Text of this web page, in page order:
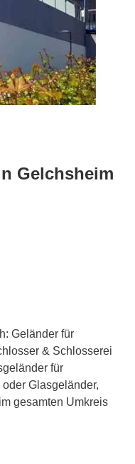
Gelchsheim
Geländer für
& Schlosserei
für
Glasgeländer,
gesamten Umkreis